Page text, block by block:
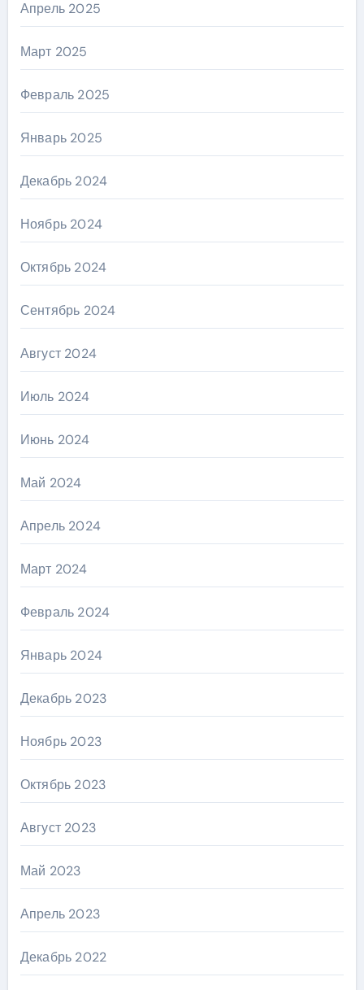
Апрель 2025
Март 2025
Февраль 2025
Январь 2025
Декабрь 2024
Ноябрь 2024
Октябрь 2024
Сентябрь 2024
Август 2024
Июль 2024
Июнь 2024
Май 2024
Апрель 2024
Март 2024
Февраль 2024
Январь 2024
Декабрь 2023
Ноябрь 2023
Октябрь 2023
Август 2023
Май 2023
Апрель 2023
Декабрь 2022